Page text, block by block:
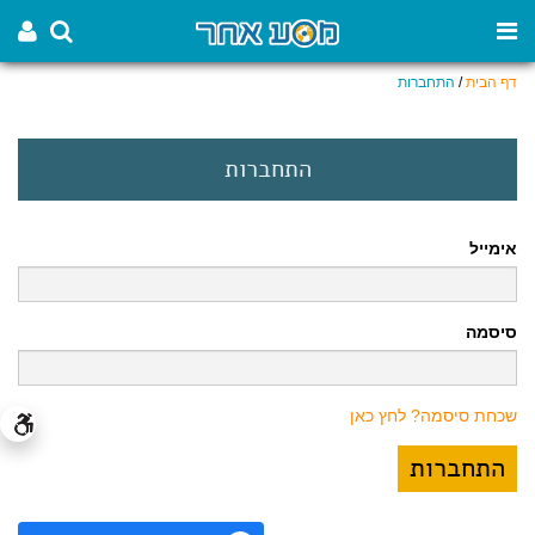
דף הבית/ התחברות
התחברות
אימייל
סיסמה
שכחת סיסמה? לחץ כאן